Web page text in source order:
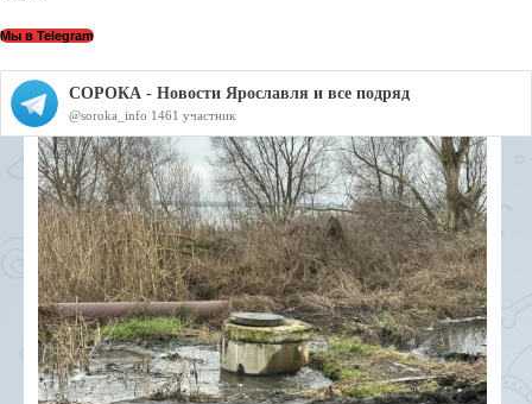
Мы в Telegram